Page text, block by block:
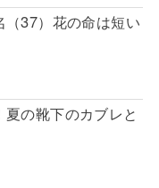
37）花の命は短い
夏の靴下のカブレと